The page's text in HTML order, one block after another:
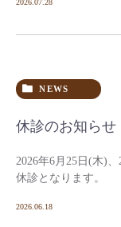
2026.07.28
NEWS
休診のお知らせ
2026年6月25日(木)
休診となります。
2026.06.18